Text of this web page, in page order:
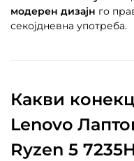
модерен дизајн го
секојдневна употреба.
Какви
Lenovo
Ryzen 5